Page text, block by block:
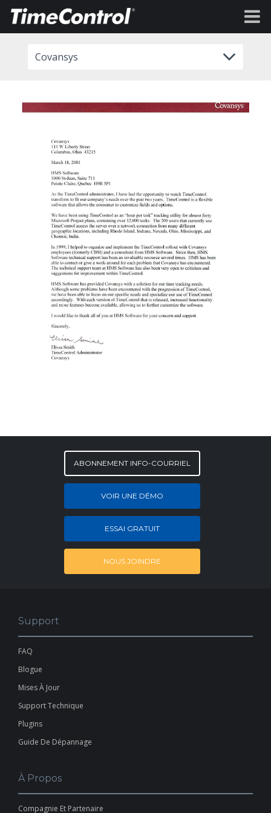
Covansys
ABONNEMENT INFO-COURRIEL
VOIR UNE DÉMO
ESSAI GRATUIT
NOUS JOINDRE
Support
FAQ
Blogue
Mises À Jour
Support Technique
Plugins
Guide De Dépannage
À Propos
Compagnie Et Partenaire